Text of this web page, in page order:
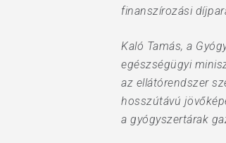
finanszírozási
Kaló Tamás, a
egészségügyi
az ellátórendszer
hosszútávú
a gyógyszertárak